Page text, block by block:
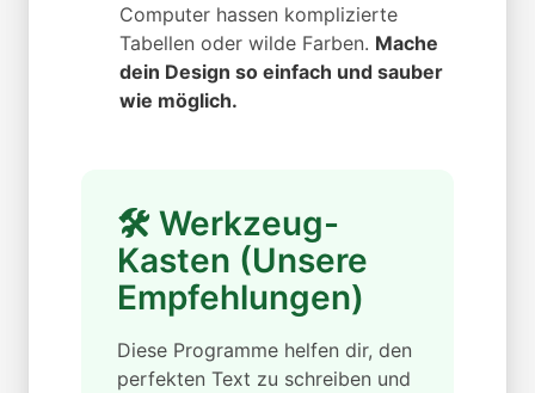
Computer hassen komplizierte
Tabellen oder wilde Farben. Mache
dein Design so einfach und sauber
wie möglich.
🛠 Werkzeug-
Kasten (Unsere
Empfehlungen)
Diese Programme helfen dir, den
perfekten Text zu schreiben und